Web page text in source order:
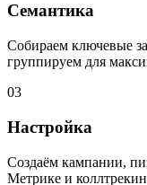
Семантика
Собираем ключевые
группируем для
03
Настройка
Создаём кампании,
Метрике и